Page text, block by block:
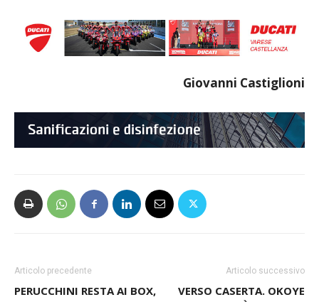
Giovanni Castiglioni
Articolo precedente
PERUCCHINI RESTA AI BOX,
Articolo successivo
VERSO CASERTA. OKOYE